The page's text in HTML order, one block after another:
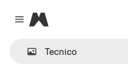
Close menu
Magnific